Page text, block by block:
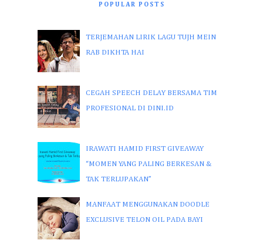
POPULAR POSTS
TERJEMAHAN LIRIK LAGU TUJH MEIN
RAB DIKHTA HAI
CEGAH SPEECH DELAY BERSAMA TIM
PROFESIONAL DI DINI.ID
IRAWATI HAMID FIRST GIVEAWAY
“MOMEN YANG PALING BERKESAN &
TAK TERLUPAKAN”
MANFAAT MENGGUNAKAN DOODLE
EXCLUSIVE TELON OIL PADA BAYI